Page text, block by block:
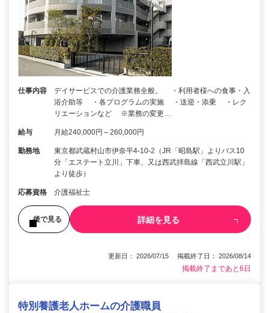
仕事内容
デイサービスでの介護業務全般。 ・利用者様への食事・入
浴介助等 ・各プログラムの実施 ・送迎・添乗 ・レク
リエーションなど ※業務の変更…
給与 月給240,000円～260,000円
勤務地
東京都武蔵村山市伊奈平4-10-2（JR「昭島駅」よりバス10
分「エステート立川」下車、又は西武拝島線「西武立川駅」
より徒歩）
応募資格 介護福祉士
後で見る 詳細を見る
更新日： 2026/07/15 掲載終了日： 2026/08/14
掲載終了まであと6日
特別養護老人ホームの介護職員